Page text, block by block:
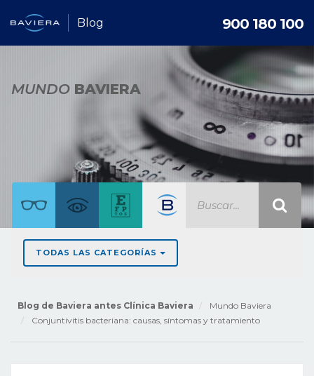
Blog 900 180 100
MUNDO BAVIERA
TODAS LAS CATEGORÍAS
Blog de Baviera antes Clínica Baviera
Mundo Baviera
Conjuntivitis bacteriana: causas, síntomas y tratamiento